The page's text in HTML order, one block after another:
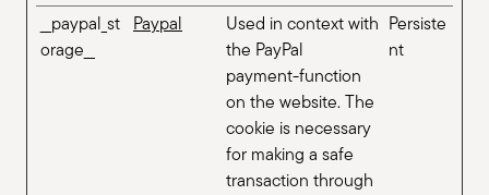
__paypal_st
orage__
Paypal
Used in context with
the PayPal
payment-function
on the website. The
cookie is necessary
for making a safe
transaction through
Persiste
nt